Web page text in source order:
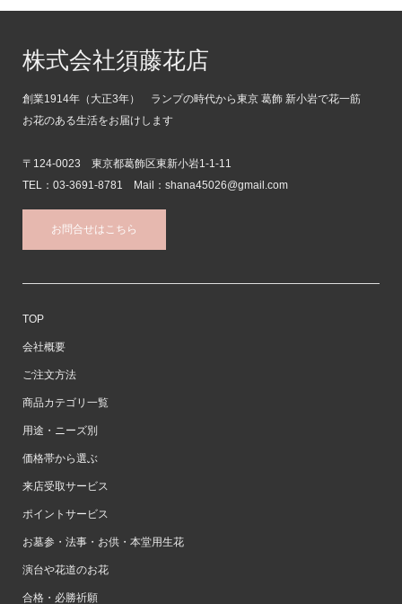
株式会社須藤花店
創業1914年（大正3年） ランプの時代から東京 葛飾 新小岩で花一筋
お花のある生活をお届けします
〒124-0023 東京都葛飾区東新小岩1-1-11
TEL：03-3691-8781 Mail：shana45026@gmail.com
お問合せはこちら
TOP
会社概要
ご注文方法
商品カテゴリ一覧
用途・ニーズ別
価格帯から選ぶ
来店受取サービス
ポイントサービス
お墓参・法事・お供・本堂用生花
演台や花道のお花
合格・必勝祈願